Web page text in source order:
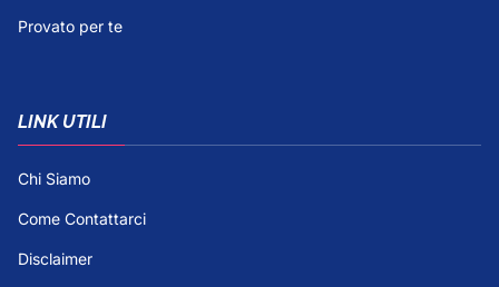
Provato per te
LINK UTILI
Chi Siamo
Come Contattarci
Disclaimer